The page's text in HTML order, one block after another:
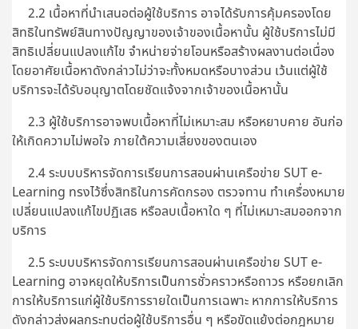
2.2 เนื้อหาที่นำเสนอต่อผู้ใช้บริการ อาจได้รับการคุ้มครองโดย
สิทธิในทรัพย์สินทางปัญญาของเจ้าของเนื้อหานั้น ผู้ใช้บริการไม่มี
สิทธิเปลี่ยนแปลงแก้ไข จำหน่ายจ่ายโอนหรือสร้างผลงานต่อเนื่อง
โดยอาศัยเนื้อหาดังกล่าวไม่ว่าจะทั้งหมดหรือบางส่วน เว้นแต่ผู้ใช้
บริการจะได้รับอนุญาตโดยชัดแจ้งจากเจ้าของเนื้อหานั้น
2.3 ผู้ใช้บริการอาจพบเนื้อหาที่ไม่เหมาะสม หรือหยาบคาย อันก่อ
ให้เกิดความไม่พอใจ ภายใต้ความเสี่ยงของตนเอง
2.4 ระบบบริหารจัดการเรียนการสอนผ่านเครือข่าย SUT e-
Learning ทรงไว้ซึ่งสิทธิในการคัดกรอง ตรวจทาน ทำเครื่องหมาย
เปลี่ยนแปลงแก้ไขปฏิเสธ หรือลบเนื้อหาใด ๆ ที่ไม่เหมาะสมออกจาก
บริการ
2.5 ระบบบริหารจัดการเรียนการสอนผ่านเครือข่าย SUT e-
Learning อาจหยุดให้บริการเป็นการชั่วคราวหรือถาวร หรือยกเลิก
การให้บริการแก่ผู้ใช้บริการรายใดเป็นการเฉพาะ หากการให้บริการ
ดังกล่าวส่งผลกระทบต่อผู้ใช้บริการอื่น ๆ หรือขัดแย้งต่อกฎหมาย